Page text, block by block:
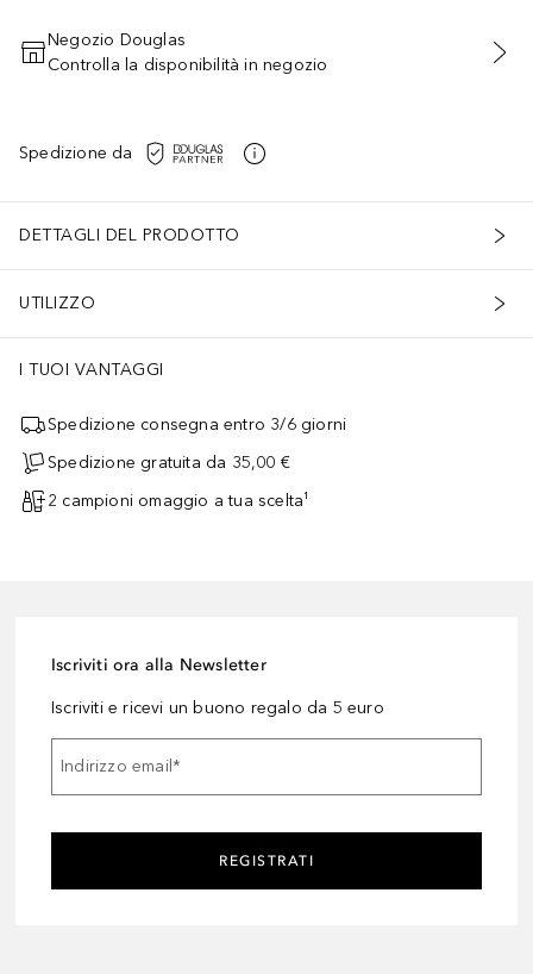
AGGIUNGI AL CARRELLO
Negozio Douglas
Controlla la disponibilità in negozio
Spedizione da
DETTAGLI DEL PRODOTTO
UTILIZZO
I TUOI VANTAGGI
Spedizione consegna entro 3/6 giorni
Spedizione gratuita da 35,00 €
2 campioni omaggio a tua scelta¹
Iscriviti ora alla Newsletter
Iscriviti e ricevi un buono regalo da 5 euro
Indirizzo email*
REGISTRATI